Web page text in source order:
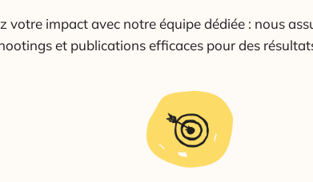
votre impact avec notre équipe dédiée : nous
et publications efficaces pour des